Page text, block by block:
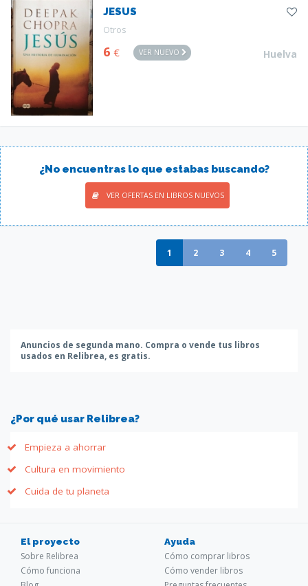
JESUS
Otros
6 € VER NUEVO Huelva
¿No encuentras lo que estabas buscando?
VER OFERTAS EN LIBROS NUEVOS
1 2 3 4 5
Anuncios de segunda mano. Compra o vende tus libros
usados en Relibrea, es gratis.
¿Por qué usar Relibrea?
Empieza a ahorrar
Cultura en movimiento
Cuida de tu planeta
El proyecto
Sobre Relibrea
Cómo funciona
Ayuda
Cómo comprar libros
Cómo vender libros